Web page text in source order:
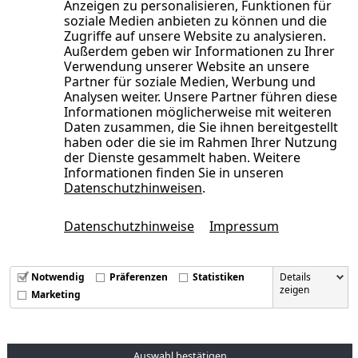
Anzeigen zu personalisieren, Funktionen für
soziale Medien anbieten zu können und die
Zugriffe auf unsere Website zu analysieren.
Außerdem geben wir Informationen zu Ihrer
Verwendung unserer Website an unsere
Partner für soziale Medien, Werbung und
Analysen weiter. Unsere Partner führen diese
Informationen möglicherweise mit weiteren
Daten zusammen, die Sie ihnen bereitgestellt
haben oder die sie im Rahmen Ihrer Nutzung
der Dienste gesammelt haben. Weitere
Informationen finden Sie in unseren
Datenschutzhinweisen.
Datenschutzhinweise Impressum
Notwendig Präferenzen
Statistiken
Marketing
Details
zeigen
sicher sein, dass Ihre Daten entsprechend den höchsten
Standards für Sicherheit und Compliance verwaltet werden
und dass alle Ihre Informationen bei uns sicher sind. Wir
arbeiten mit einigen der weltweit führenden Marken und
nehmen unsere Verantwortung ernst.
Die ISO/IEC 27001:2022-Zertifizierung ist ein weiterer Schritt,
um unseren Kundinnen und Kundenhöchste
Sicherheitsstands bspw. im Hosting "Made in Germany", aber
auch bei der Erbringung unserer Beratungsdienstleistungen
garantieren zu können.
Zertifizierungen hier einsehen.